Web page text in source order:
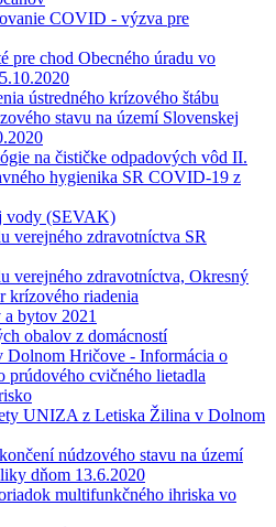
COVID - výzva pre
pre chod Obecného úradu vo
ústredného krízového štábu
stavu na území Slovenskej
na čističke odpadových vôd II.
hygienika SR COVID-19 z
vody (SEVAK)
verejného zdravotníctva SR
verejného zdravotníctva, Okresný
krízového riadenia
bytov 2021
obalov z domácností
Dolnom Hričove - Informácia o
prúdového cvičného lietadla
UNIZA z Letiska Žilina v Dolnom
núdzového stavu na území
dňom 13.6.2020
multifunkčného ihriska vo